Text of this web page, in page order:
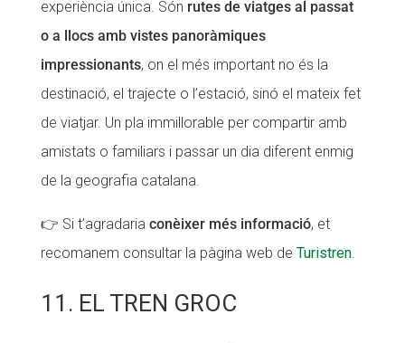
experiència única. Són rutes de viatges al passat
o a llocs amb vistes panoràmiques
impressionants, on el més important no és la
destinació, el trajecte o l’estació, sinó el mateix fet
de viatjar. Un pla immillorable per compartir amb
amistats o familiars i passar un dia diferent enmig
de la geografia catalana.
👉 Si t’agradaria conèixer més informació, et
recomanem consultar la pàgina web de Turistren.
11. EL TREN GROC